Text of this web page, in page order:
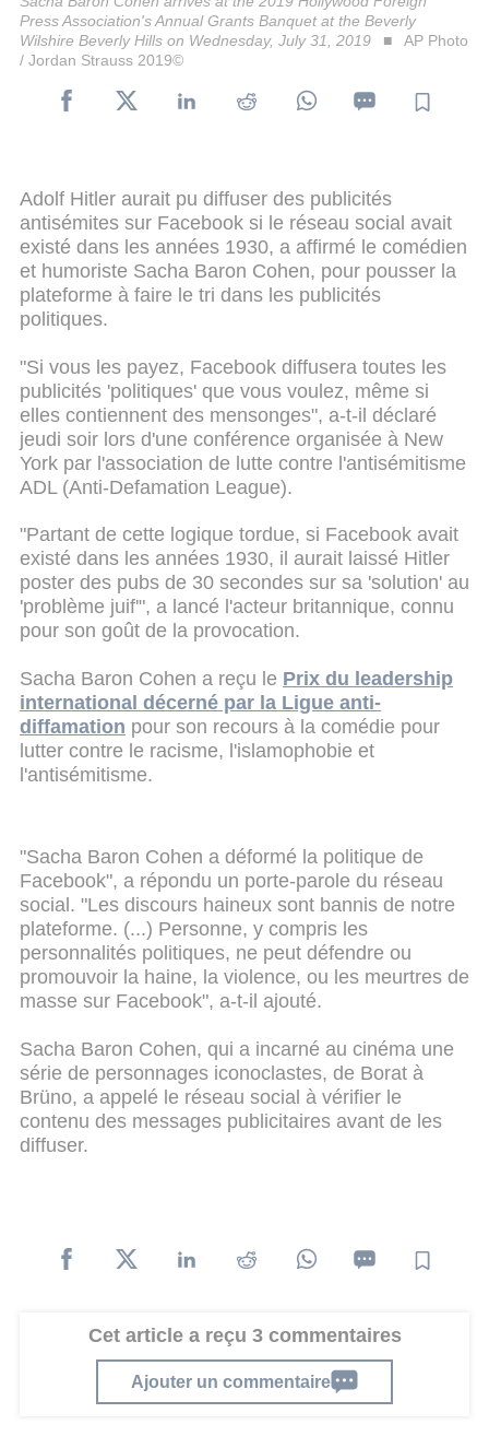
Press Association's Annual Grants Banquet at the Beverly
Wilshire Beverly Hills on Wednesday, July 31, 2019
AP Photo
/ Jordan Strauss 2019©
Adolf Hitler aurait pu diffuser des publicités
antisémites sur Facebook si le réseau social avait
existé dans les années 1930, a affirmé le comédien
et humoriste Sacha Baron Cohen, pour pousser la
plateforme à faire le tri dans les publicités
politiques.
"Si vous les payez, Facebook diffusera toutes les
publicités 'politiques' que vous voulez, même si
elles contiennent des mensonges", a-t-il déclaré
jeudi soir lors d'une conférence organisée à New
York par l'association de lutte contre l'antisémitisme
ADL (Anti-Defamation League).
"Partant de cette logique tordue, si Facebook avait
existé dans les années 1930, il aurait laissé Hitler
poster des pubs de 30 secondes sur sa 'solution' au
'problème juif'", a lancé l'acteur britannique, connu
pour son goût de la provocation.
Sacha Baron Cohen a reçu le Prix du leadership
international décerné par la Ligue anti-
diffamation pour son recours à la comédie pour
lutter contre le racisme, l'islamophobie et
l'antisémitisme.
"Sacha Baron Cohen a déformé la politique de
Facebook", a répondu un porte-parole du réseau
social. "Les discours haineux sont bannis de notre
plateforme. (...) Personne, y compris les
personnalités politiques, ne peut défendre ou
promouvoir la haine, la violence, ou les meurtres de
masse sur Facebook", a-t-il ajouté.
Sacha Baron Cohen, qui a incarné au cinéma une
série de personnages iconoclastes, de Borat à
Brüno, a appelé le réseau social à vérifier le
contenu des messages publicitaires avant de les
diffuser.
Cet article a reçu 3 commentaires
Ajouter un commentaire